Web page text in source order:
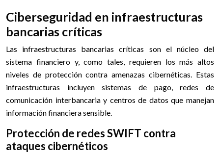
Ciberseguridad en infraestructuras
bancarias críticas
Las infraestructuras bancarias críticas son el núcleo del
sistema financiero y, como tales, requieren los más altos
niveles de protección contra amenazas cibernéticas. Estas
infraestructuras incluyen sistemas de pago, redes de
comunicación interbancaria y centros de datos que manejan
información financiera sensible.
Protección de redes SWIFT contra
ataques cibernéticos